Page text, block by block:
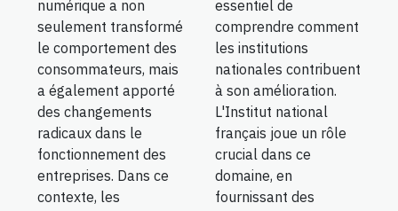
numérique a non
seulement transformé
le comportement des
consommateurs, mais
a également apporté
des changements
radicaux dans le
fonctionnement des
entreprises. Dans ce
contexte, les
essentiel de
comprendre comment
les institutions
nationales contribuent
à son amélioration.
L'Institut national
français joue un rôle
crucial dans ce
domaine, en
fournissant des